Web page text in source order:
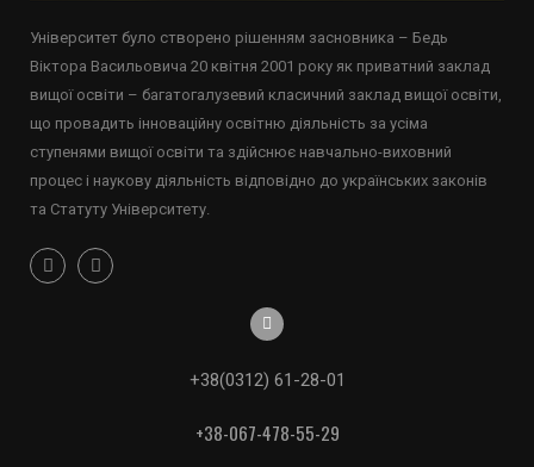
Університет було створено рішенням засновника – Бедь
Віктора Васильовича 20 квітня 2001 року як приватний заклад
вищої освіти – багатогалузевий класичний заклад вищої освіти,
що провадить інноваційну освітню діяльність за усіма
ступенями вищої освіти та здійснює навчально-виховний
процес і наукову діяльність відповідно до українських законів
та Статуту Університету.
+38(0312) 61-28-01
+38-067-478-55-29